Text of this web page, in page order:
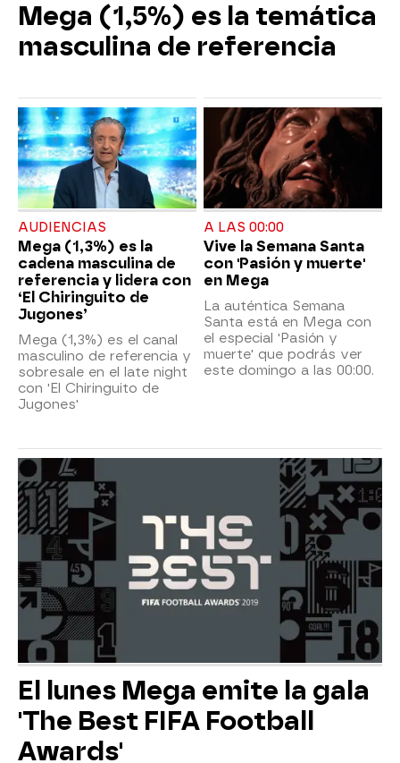
Mega (1,5%) es la temática
masculina de referencia
AUDIENCIAS
Mega (1,3%) es la
cadena masculina de
referencia y lidera con
‘El Chiringuito de
Jugones’
Mega (1,3%) es el canal
masculino de referencia y
sobresale en el late night
con 'El Chiringuito de
Jugones'
A LAS 00:00
Vive la Semana Santa
con 'Pasión y muerte'
en Mega
La auténtica Semana
Santa está en Mega con
el especial 'Pasión y
muerte' que podrás ver
este domingo a las 00:00.
El lunes Mega emite la gala
'The Best FIFA Football
Awards'